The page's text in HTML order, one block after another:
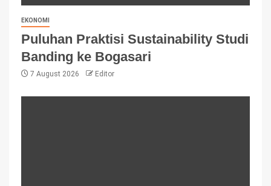
EKONOMI
Puluhan Praktisi Sustainability Studi
Banding ke Bogasari
7 August 2026 Editor